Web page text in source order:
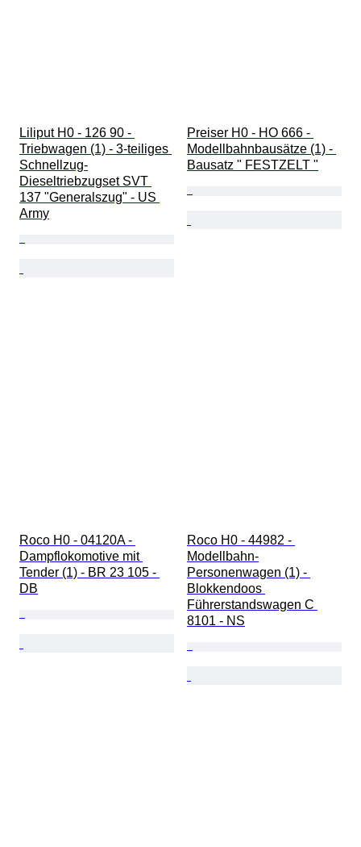
Liliput H0 - 126 90 -
Triebwagen (1) - 3-teiliges
Schnellzug-
Dieseltriebzugset SVT
137 "Generalszug" - US
Army
Preiser H0 - HO 666 -
Modellbahnbausätze (1) -
Bausatz " FESTZELT "
Roco H0 - 04120A -
Dampflokomotive mit
Tender (1) - BR 23 105 -
DB
Roco H0 - 44982 -
Modellbahn-
Personenwagen (1) -
Blokkendoos
Führerstandswagen C
8101 - NS